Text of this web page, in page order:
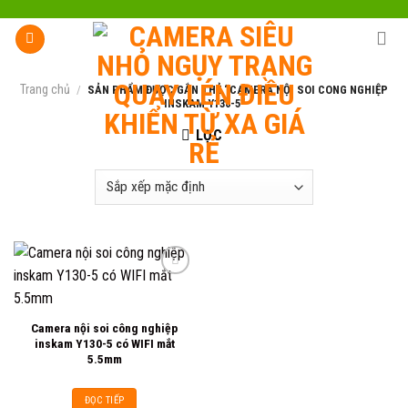
content
Trang chủ / SẢN PHẨM ĐƯỢC GẮN THẺ “CAMERA NỘI SOI CONG NGHIỆP
INSKAM Y130-5”
LỌC
wishlist
Camera nội soi công nghiệp
inskam Y130-5 có WIFI mắt
5.5mm
ĐỌC TIẾP